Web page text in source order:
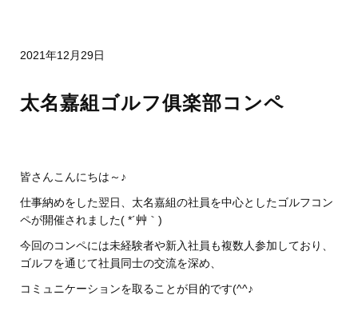
2021年12月29日
太名嘉組ゴルフ俱楽部コンペ
皆さんこんにちは～♪
仕事納めをした翌日、太名嘉組の社員を中心としたゴルフコン
ペが開催されました( *´艸｀)
今回のコンペには未経験者や新入社員も複数人参加しており、
ゴルフを通じて社員同士の交流を深め、
コミュニケーションを取ることが目的です(^^♪